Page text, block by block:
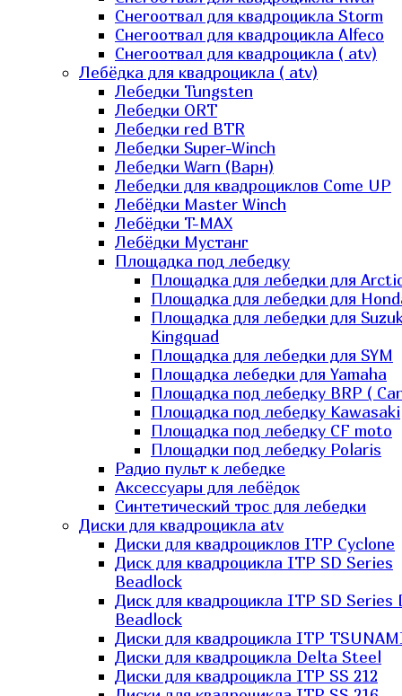
Снегоотвал для квадроцикла Storm
Снегоотвал для квадроцикла Alfeco
Снегоотвал для квадроцикла ( atv)
Лебёдка для квадроцикла ( atv)
Лебедки Tungsten
Лебедки ORT
Лебедки red BTR
Лебедки Super-Winch
Лебедки Warn (Варн)
Лебедки для квадроциклов Come UP
Лебёдки Master Winch
Лебёдки T-MAX
Лебёдки Мустанг
Площадка под лебедку
Площадка для лебедки для
Площадка для лебедки для
Площадка для лебедки для
Kingquad
Площадка для лебедки для SYM
Площадка лебедки для Yamaha
Площадка под лебедку BRP (
Площадка под лебедку Kawasaki
Площадка под лебедку СF moto
Площадки под лебедку Polaris
Радио пульт к лебедке
Аксессуары для лебёдок
Синтетический трос для лебедки
Диски для квадроцикла atv
Диски для квадроциклов ITP Cyclone
Диск для квадроцикла ITP SD Series
Beadlock
Диск для квадроцикла ITP SD Series
Beadlock
Диски для квадроцикла ITP
Диски для квадроцикла Delta Steel
Диски для квадроцикла ITP SS 212